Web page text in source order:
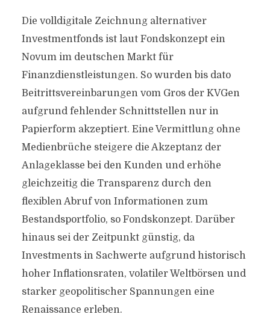
Die volldigitale Zeichnung alternativer
Investmentfonds ist laut Fondskonzept ein
Novum im deutschen Markt für
Finanzdienstleistungen. So wurden bis dato
Beitrittsvereinbarungen vom Gros der KVGen
aufgrund fehlender Schnittstellen nur in
Papierform akzeptiert. Eine Vermittlung ohne
Medienbrüche steigere die Akzeptanz der
Anlageklasse bei den Kunden und erhöhe
gleichzeitig die Transparenz durch den
flexiblen Abruf von Informationen zum
Bestandsportfolio, so Fondskonzept. Darüber
hinaus sei der Zeitpunkt günstig, da
Investments in Sachwerte aufgrund historisch
hoher Inflationsraten, volatiler Weltbörsen und
starker geopolitischer Spannungen eine
Renaissance erleben.